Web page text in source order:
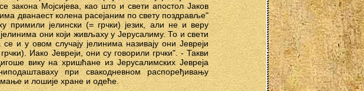
Мојсијева, као што и свети апостол Јаков
дванаест колена расејаним по свету поздравље"
примили јелински (= грчки) језик, али не и веру
јелинима они који живљаху у Јерусалиму. То и свети
и у овом случају јелинима називају они Јевреји
Иако Јевреји, они су говорили грчки". - Такви
вику на хришћане из Јерусалимских Јевреја
при свакодневном распоређивању
и лошије хране и одеће.